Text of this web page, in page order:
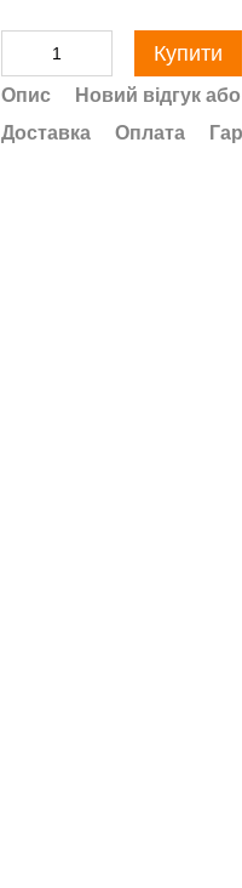
Купити
Опис
Новий відгук
Доставка
Оплата